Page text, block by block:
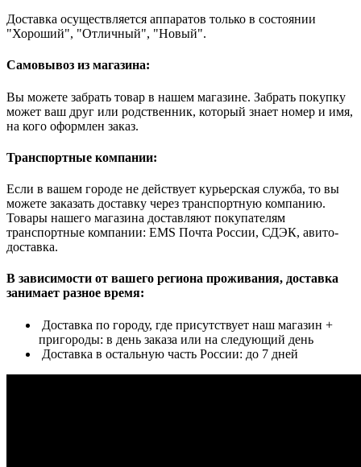
Доставка осуществляется аппаратов только в состоянии
"Хороший", "Отличный", "Новый".
Самовывоз из магазина:
Вы можете забрать товар в нашем магазине. Забрать покупку
может ваш друг или родственник, который знает номер и имя,
на кого оформлен заказ.
Транспортные компании:
Если в вашем городе не действует курьерская служба, то вы
можете заказать доставку через транспортную компанию.
Товары нашего магазина доставляют покупателям
транспортные компании: EMS Почта России, СДЭК, авито-
доставка.
В зависимости от вашего региона проживания, доставка
занимает разное время:
Доставка по городу, где присутствует наш магазин +
пригороды: в день заказа или на следующий день
Доставка в остальную часть России: до 7 дней